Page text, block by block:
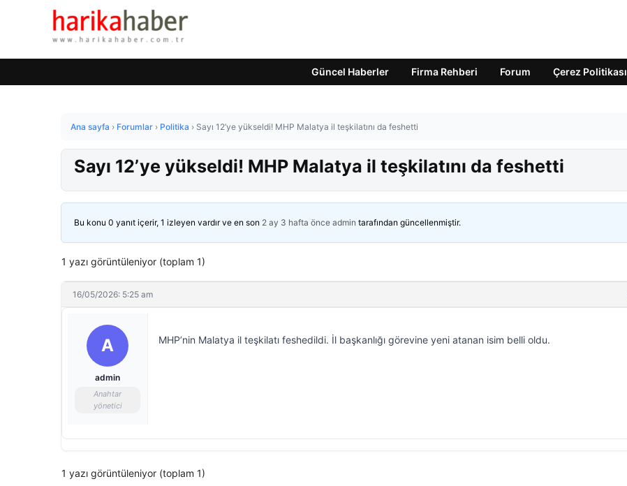
Güncel Haberler Firma Rehberi Forum Çerez Politikası
Ana sayfa › Forumlar › Politika › Sayı 12’ye yükseldi! MHP Malatya il teşkilatını da feshetti
Sayı 12’ye yükseldi! MHP Malatya il teşkilatını da feshetti
Bu konu 0 yanıt içerir, 1 izleyen vardır ve en son 2 ay 3 hafta önce admin tarafından güncellenmiştir.
1 yazı görüntüleniyor (toplam 1)
16/05/2026: 5:25 am
A
admin
Anahtar
yönetici
MHP’nin Malatya il teşkilatı feshedildi. İl başkanlığı görevine yeni atanan isim belli oldu.
1 yazı görüntüleniyor (toplam 1)